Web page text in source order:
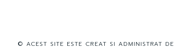
© ACEST SITE ESTE CREAT SI ADMINISTRAT DE